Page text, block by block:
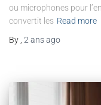
ou microphones pour
convertit les Read more
By 2 ansago